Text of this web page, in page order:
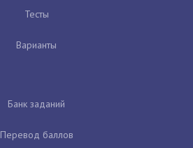
Тесты
Варианты
Банк заданий
Перевод баллов